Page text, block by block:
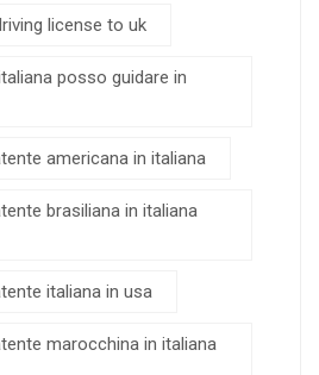
license to uk
posso guidare in
americana in italiana
brasiliana in italiana
italiana in usa
marocchina in italiana